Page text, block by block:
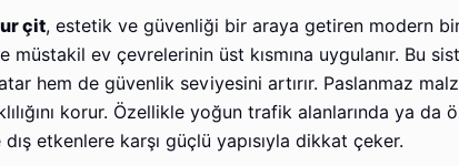
çit, estetik ve güvenliği bir araya getiren modern
müstakil ev çevrelerinin üst kısmına uygulanır. Bu
hem de güvenlik seviyesini artırır. Paslanmaz
korur. Özellikle yoğun trafik alanlarında ya
etkenlere karşı güçlü yapısıyla dikkat çeker.